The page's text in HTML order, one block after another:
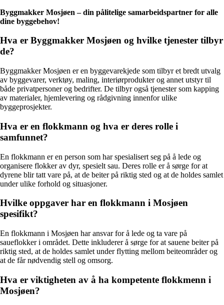
Byggmakker Mosjøen – din pålitelige samarbeidspartner for alle
dine byggebehov!
Hva er Byggmakker Mosjøen og hvilke tjenester tilbyr
de?
Byggmakker Mosjøen er en byggevarekjede som tilbyr et bredt utvalg
av byggevarer, verktøy, maling, interiørprodukter og annet utstyr til
både privatpersoner og bedrifter. De tilbyr også tjenester som kapping
av materialer, hjemlevering og rådgivning innenfor ulike
byggeprosjekter.
Hva er en flokkmann og hva er deres rolle i
samfunnet?
En flokkmann er en person som har spesialisert seg på å lede og
organisere flokker av dyr, spesielt sau. Deres rolle er å sørge for at
dyrene blir tatt vare på, at de beiter på riktig sted og at de holdes samlet
under ulike forhold og situasjoner.
Hvilke oppgaver har en flokkmann i Mosjøen
spesifikt?
En flokkmann i Mosjøen har ansvar for å lede og ta vare på
saueflokker i området. Dette inkluderer å sørge for at sauene beiter på
riktig sted, at de holdes samlet under flytting mellom beiteområder og
at de får nødvendig stell og omsorg.
Hva er viktigheten av å ha kompetente flokkmenn i
Mosjøen?